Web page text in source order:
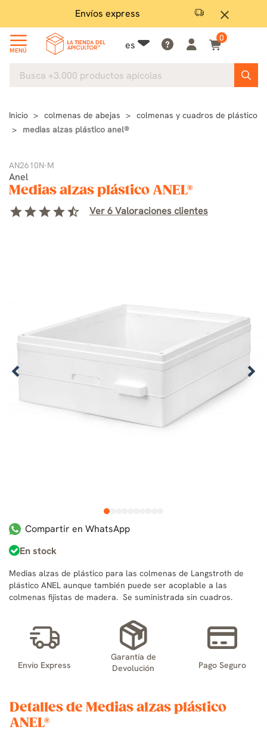
close
Envíos express
MENÚ es
0
Inicio colmenas de abejas
colmenas y cuadros de plástico
medias alzas plástico anel®
AN2610N-M
Anel
Medias alzas plástico ANEL®
starstarstarstarstar_half Ver 6 Valoraciones clientes
1
Compartir en WhatsApp
En stock
Medias alzas de plástico para las colmenas de Langstroth de
plástico ANEL aunque también puede ser acoplable a las
colmenas fijistas de madera. Se suministrada sin cuadros.
Envío Express
Garantía de
Devolución
Pago Seguro
Detalles de Medias alzas plástico
ANEL®